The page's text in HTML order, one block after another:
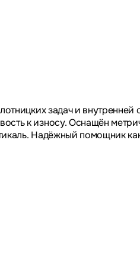
задач и внутренней
к износу. Оснащён
Надёжный помощник